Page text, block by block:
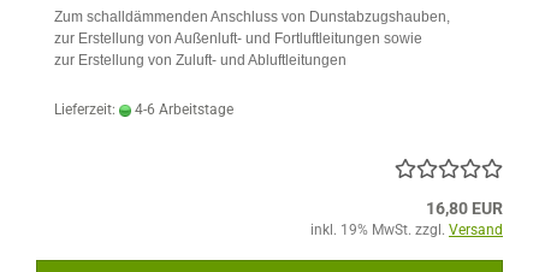
Zum schalldämmenden Anschluss von Dunstabzugshauben,
zur Erstellung von Außenluft- und Fortluftleitungen sowie
zur Erstellung von Zuluft- und Abluftleitungen
Lieferzeit: 4-6 Arbeitstage
16,80 EUR
inkl. 19% MwSt. zzgl. Versand